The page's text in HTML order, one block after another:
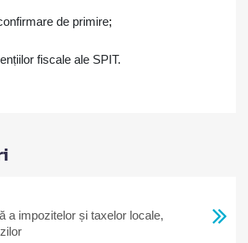
de primire;
ṭiilor fiscale ale SPIT.
a impozitelor și taxelor locale,